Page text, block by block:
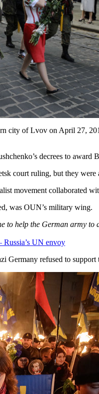
city of Lvov on April 27,
decrees to award
court ruling, but they
movement collaborated
was OUN’s military wing.
to help the German army to
Russia’s UN envoy
Germany refused to